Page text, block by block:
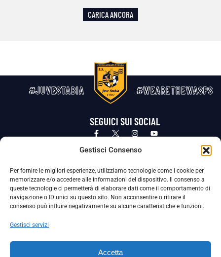
Gestisci Consenso
Per fornire le migliori esperienze, utilizziamo tecnologie come i cookie per
memorizzare e/o accedere alle informazioni del dispositivo. Il consenso a
queste tecnologie ci permetterà di elaborare dati come il comportamento di
navigazione o ID unici su questo sito. Non acconsentire o ritirare il
consenso può influire negativamente su alcune caratteristiche e funzioni.
Gestisci servizi
Accetta
CARICA ANCORA
#JUVESTABIA #WEARETHEWASPS
SEGUICI SUI SOCIAL
Privacy Policy Cookie Policy
La Società ha nominato il Responsabile della Protezione dei Dati Personali (DPO), figura specializzata che vigila sulle modalità
adottate dalla nostra Società per tutelare i Suoi dati personali.
Per contattare il DPO può scrivere a